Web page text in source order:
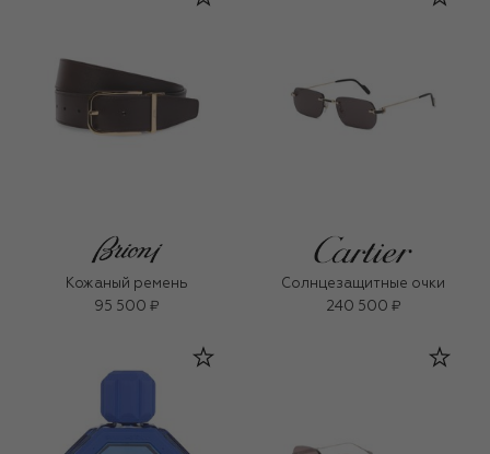
Кожаный ремень
95 500 ₽
Солнцезащитные очки
240 500 ₽